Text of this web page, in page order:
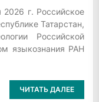
г. Российское
Татарстан,
Российской
языкознания РАН
ЧИТАТЬ ДАЛЕЕ